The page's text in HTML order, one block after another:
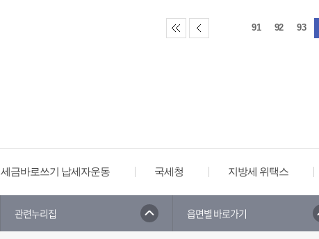
91 92 93
세금바로쓰기 납세자운동 국세청 지방세 위택스
관련누리집 읍면별 바로가기